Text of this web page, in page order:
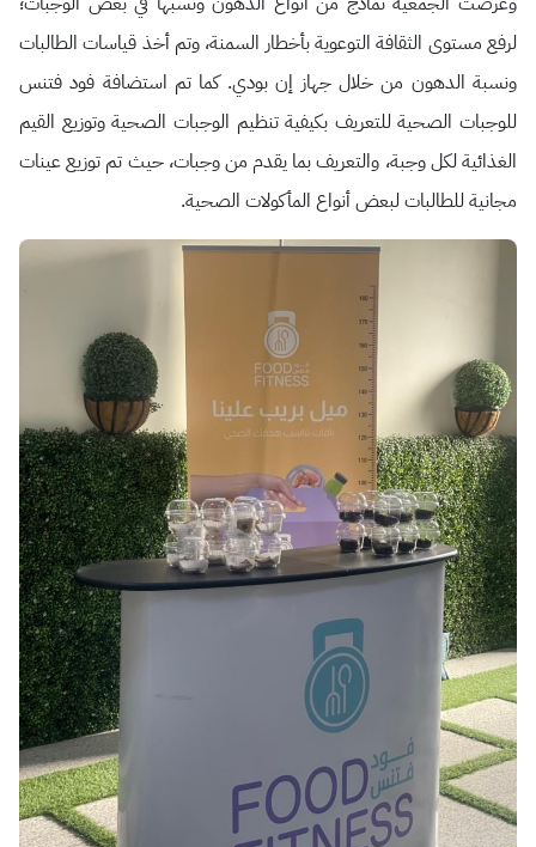
لرفع مستوى الثقافة التوعوية بأخطار السمنة، وتم أخذ قياسات الطالبات
ونسبة الدهون من خلال جهاز إن بودي. كما تم استضافة فود فتنس
للوجبات الصحية للتعريف بكيفية تنظيم الوجبات الصحية وتوزيع القيم
الغذائية لكل وجبة، والتعريف بما يقدم من وجبات، حيث تم توزيع عينات
مجانية للطالبات لبعض أنواع المأكولات الصحية.